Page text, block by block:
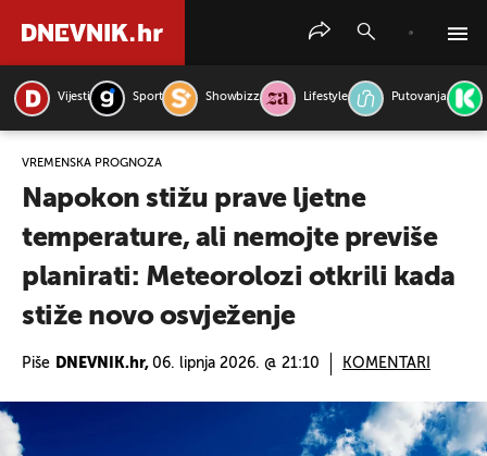
Vijesti Sport Showbizz Lifestyle Putovanja
VREMENSKA PROGNOZA
Napokon stižu prave ljetne
temperature, ali nemojte previše
planirati: Meteorolozi otkrili kada
stiže novo osvježenje
Piše DNEVNIK.hr, 06. lipnja 2026. @ 21:10 KOMENTARI
PRETRAŽITE VIJESTI